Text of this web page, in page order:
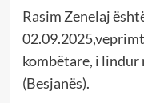
Rasim Zenelaj
kombëtare, i lindur
(Besjanës).